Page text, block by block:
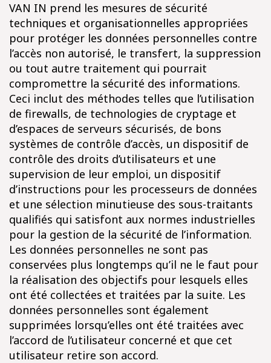
VAN IN prend les mesures de sécurité
techniques et organisationnelles appropriées
pour protéger les données personnelles contre
l’accès non autorisé, le transfert, la suppression
ou tout autre traitement qui pourrait
compromettre la sécurité des informations.
Ceci inclut des méthodes telles que l’utilisation
de firewalls, de technologies de cryptage et
d’espaces de serveurs sécurisés, de bons
systèmes de contrôle d’accès, un dispositif de
contrôle des droits d’utilisateurs et une
supervision de leur emploi, un dispositif
d’instructions pour les processeurs de données
et une sélection minutieuse des sous-traitants
qualifiés qui satisfont aux normes industrielles
pour la gestion de la sécurité de l’information.
Les données personnelles ne sont pas
conservées plus longtemps qu’il ne le faut pour
la réalisation des objectifs pour lesquels elles
ont été collectées et traitées par la suite. Les
données personnelles sont également
supprimées lorsqu’elles ont été traitées avec
l’accord de l’utilisateur concerné et que cet
utilisateur retire son accord.